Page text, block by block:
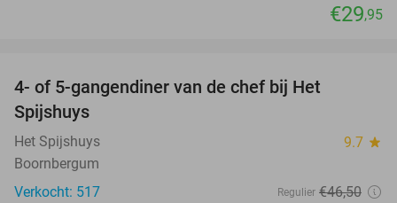
€29,95
4- of 5-gangendiner van de chef bij Het
Spijshuys
Het Spijshuys 9.7 star
Boornbergum
Verkocht: 517
Regulier €46,50